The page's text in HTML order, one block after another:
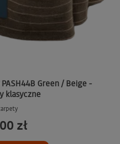
Green / Beige -
klasyczne
zł